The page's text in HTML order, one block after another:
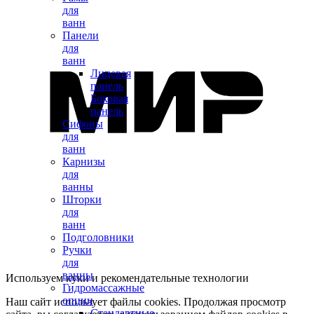
для
ванн
Панели
для
ванн
Лицевая
панель
Боковая
панель
Сифоны
для
ванн
Карнизы
для
ванны
Шторки
для
ванн
Подголовники
Ручки
для
ванны
Гидромассажные
опции
Используем куки и рекомендательные технологии
Наш сайт использует файлы cookies. Продолжая просмотр